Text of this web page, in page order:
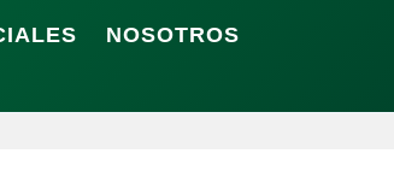
NOSOTROS